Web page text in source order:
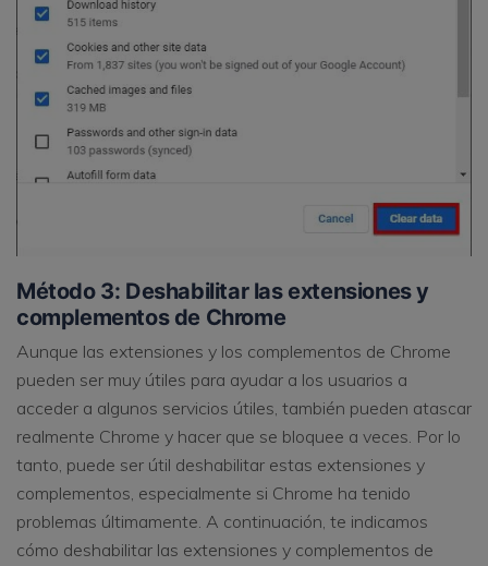
Método 3: Deshabilitar las extensiones y
complementos de Chrome
Aunque las extensiones y los complementos de Chrome
pueden ser muy útiles para ayudar a los usuarios a
acceder a algunos servicios útiles, también pueden atascar
realmente Chrome y hacer que se bloquee a veces. Por lo
tanto, puede ser útil deshabilitar estas extensiones y
complementos, especialmente si Chrome ha tenido
problemas últimamente. A continuación, te indicamos
cómo deshabilitar las extensiones y complementos de